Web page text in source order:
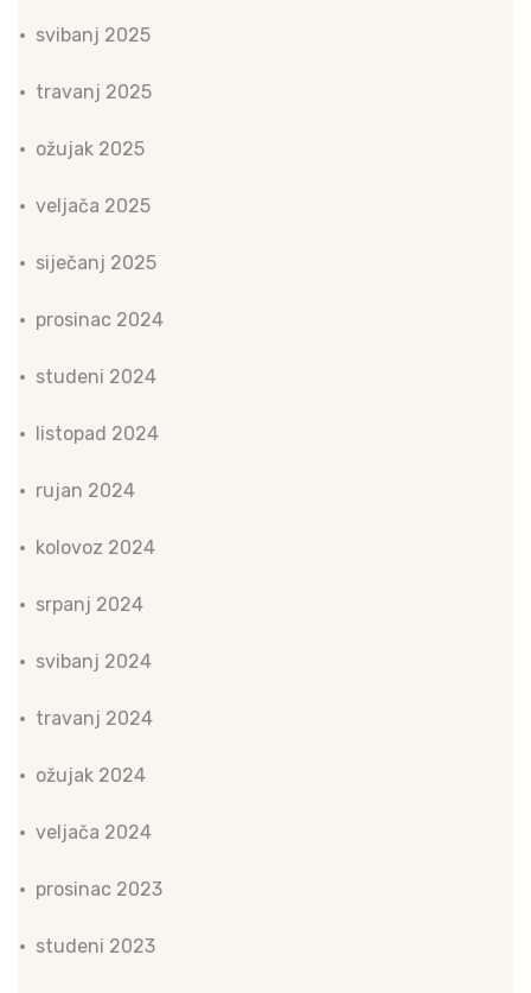
svibanj 2025
travanj 2025
ožujak 2025
veljača 2025
siječanj 2025
prosinac 2024
studeni 2024
listopad 2024
rujan 2024
kolovoz 2024
srpanj 2024
svibanj 2024
travanj 2024
ožujak 2024
veljača 2024
prosinac 2023
studeni 2023